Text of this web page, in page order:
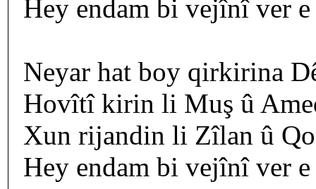
Hey endam bi vejînî ver
Neyar hat boy qirkirina
Hovîtî kirin li Muş û
Xun rijandin li Zîlan û
Hey endam bi vejînî ver